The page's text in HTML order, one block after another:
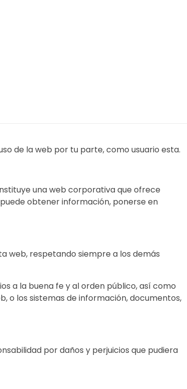
de la web por tu parte, como usuario esta.
una web corporativa que ofrece
obtener información, ponerse en
web, respetando siempre a los demás
a la buena fe y al orden público, así como
o los sistemas de información, documentos,
por daños y perjuicios que pudiera